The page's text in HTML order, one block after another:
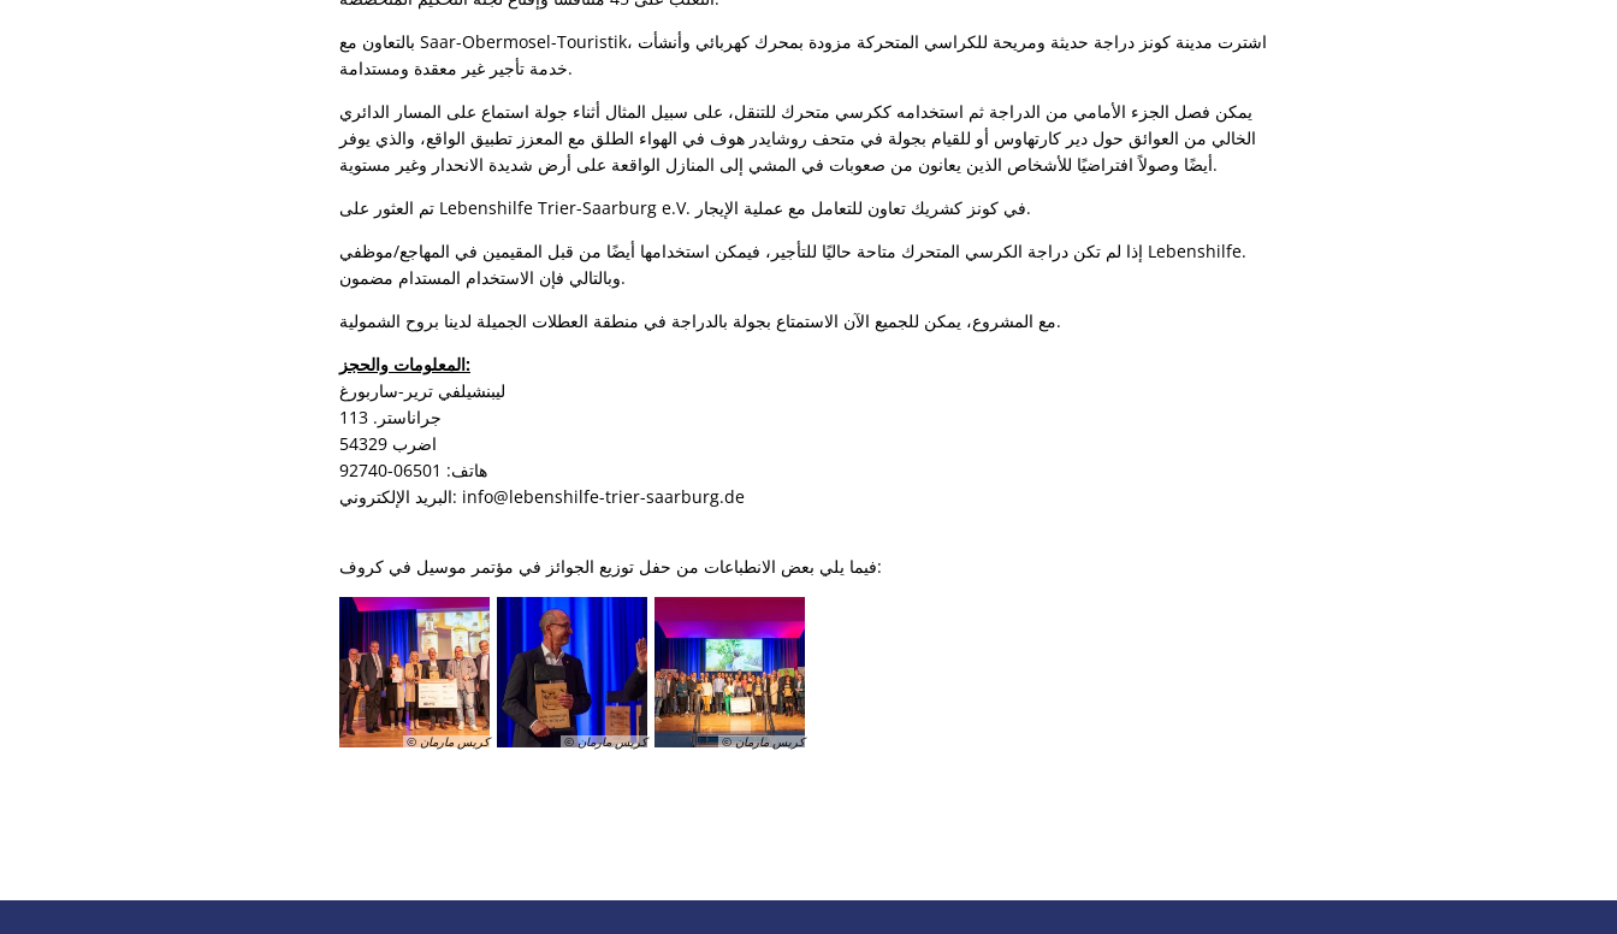
بالتعاون مع Saar-Obermosel-Touristik، اشترت مدينة كونز دراجة حديثة ومريحة للكراسي المتحركة مزودة بمحرك كهربائي وأنشأت
خدمة تأجير غير معقدة ومستدامة.
يمكن فصل الجزء الأمامي من الدراجة ثم استخدامه ككرسي متحرك للتنقل، على سبيل المثال أثناء جولة استماع على المسار الدائري
الخالي من العوائق حول دير كارتهاوس أو للقيام بجولة في متحف روشايدر هوف في الهواء الطلق مع المعزز تطبيق الواقع، والذي يوفر
أيضًا وصولاً افتراضيًا للأشخاص الذين يعانون من صعوبات في المشي إلى المنازل الواقعة على أرض شديدة الانحدار وغير مستوية.
تم العثور على Lebenshilfe Trier-Saarburg e.V. في كونز كشريك تعاون للتعامل مع عملية الإيجار.
إذا لم تكن دراجة الكرسي المتحرك متاحة حاليًا للتأجير، فيمكن استخدامها أيضًا من قبل المقيمين في المهاجع/موظفي Lebenshilfe.
وبالتالي فإن الاستخدام المستدام مضمون.
مع المشروع، يمكن للجميع الآن الاستمتاع بجولة بالدراجة في منطقة العطلات الجميلة لدينا بروح الشمولية.
المعلومات والحجز:
ليبنشيلفي ترير-ساربورغ
جراناستر. 113
54329 اضرب
هاتف: 06501-92740
البريد الإلكتروني: info@lebenshilfe-trier-saarburg.de
فيما يلي بعض الانطباعات من حفل توزيع الجوائز في مؤتمر موسيل في كروف:
© كريس مارمان © كريس مارمان © كريس مارمان